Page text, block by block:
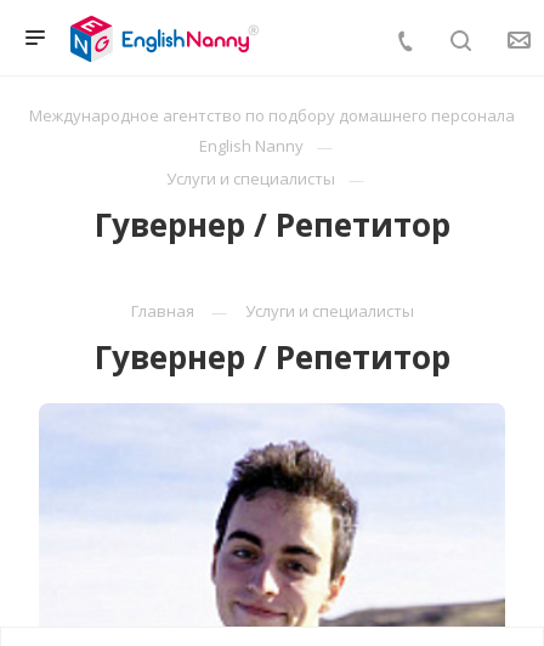
Международное агентство по подбору домашнего персонала
English Nanny
Услуги и специалисты
Гувернер / Репетитор
Главная Услуги и специалисты
Гувернер / Репетитор